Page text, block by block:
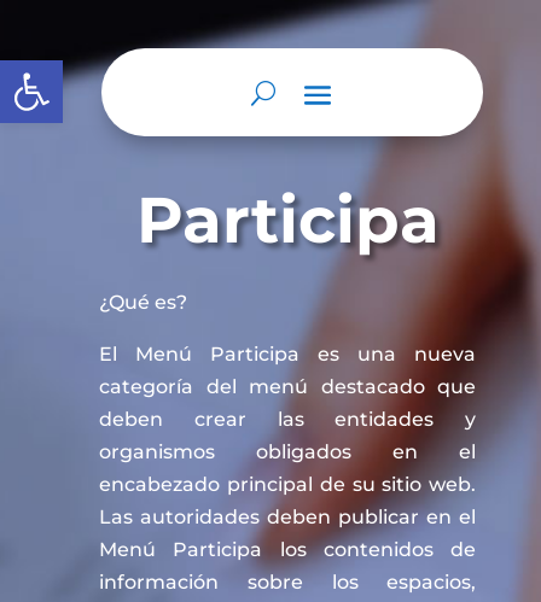
Abrir barra de herramientas
Participa
¿Qué es?
El Menú Participa es una nueva
categoría del menú destacado que
deben crear las entidades y
organismos obligados en el
encabezado principal de su sitio web.
Las autoridades deben publicar en el
Menú Participa los contenidos de
información sobre los espacios,